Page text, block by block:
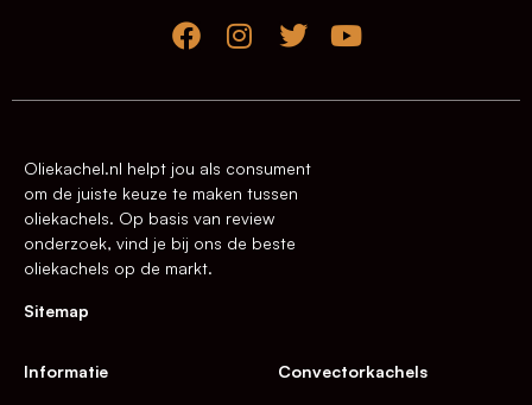
Oliekachel.nl helpt jou als consument
om de juiste keuze te maken tussen
oliekachels. Op basis van review
onderzoek, vind je bij ons de beste
oliekachels op de markt.
Sitemap
Informatie Convectorkachels